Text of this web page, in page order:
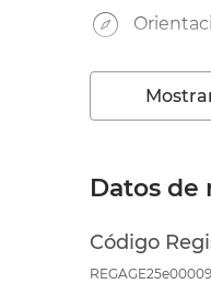
Vidres
Garaje
Datos de
Código